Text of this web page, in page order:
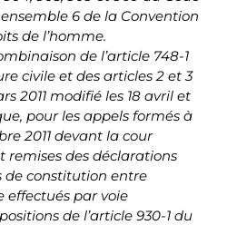
6 de la Convention
de l’homme.
de l’article 748-1
civile et des articles 2 et 3
2011 modifié les 18 avril et
pour les appels formés à
2011 devant la cour
remises des déclarations
de constitution entre
effectués par voie
de l’article 930-1 du